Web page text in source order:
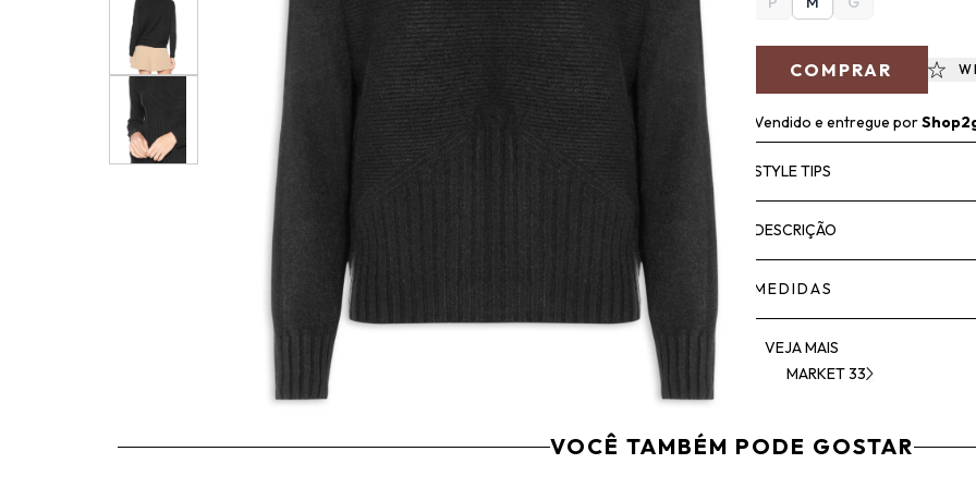
COMPRAR
Vendido e entregue por
STYLE TIPS
DESCRIÇÃO
MEDIDAS
VEJA MAIS
MARKET 33
VOCÊ TAMBÉM PODE GOSTAR